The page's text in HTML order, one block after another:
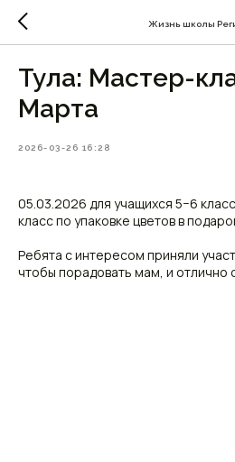
Жизнь школы
Тула: Мастер-
Марта
2026-03-26 16:28
05.03.2026 для учащихся 5−6
класс по упаковке цветов в
Ребята с интересом приняли
чтобы порадовать мам, и отлично